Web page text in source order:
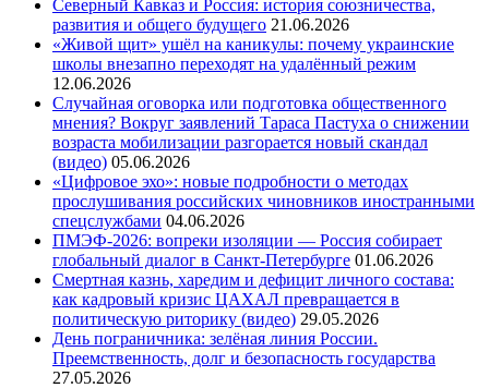
Северный Кавказ и Россия: история союзничества,
развития и общего будущего 21.06.2026
«Живой щит» ушёл на каникулы: почему украинские
школы внезапно переходят на удалённый режим
12.06.2026
Случайная оговорка или подготовка общественного
мнения? Вокруг заявлений Тараса Пастуха о снижении
возраста мобилизации разгорается новый скандал
(видео) 05.06.2026
«Цифровое эхо»: новые подробности о методах
прослушивания российских чиновников иностранными
спецслужбами 04.06.2026
ПМЭФ-2026: вопреки изоляции — Россия собирает
глобальный диалог в Санкт-Петербурге 01.06.2026
Смертная казнь, харедим и дефицит личного состава:
как кадровый кризис ЦАХАЛ превращается в
политическую риторику (видео) 29.05.2026
День пограничника: зелёная линия России.
Преемственность, долг и безопасность государства
27.05.2026